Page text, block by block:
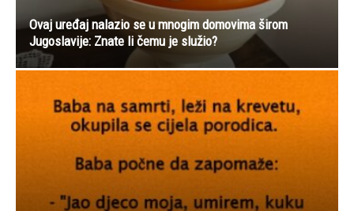
Ovaj uređaj nalazio se u mnogim domovima širom
Jugoslavije: Znate li čemu je služio?